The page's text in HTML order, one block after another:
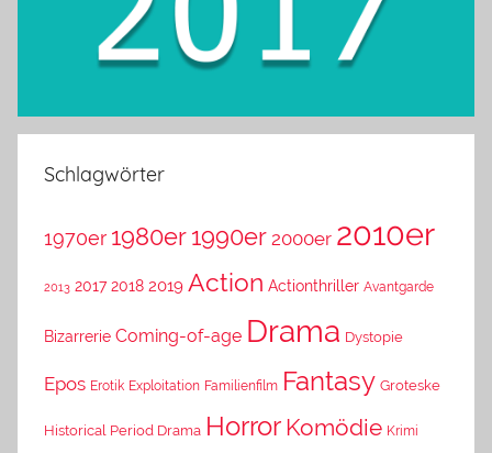
Schlagwörter
1970er 1980er 1990er 2000er 2010er
2013 2017 2018 2019 Action Actionthriller Avantgarde
Bizarrerie Coming-of-age Drama Dystopie
Epos Erotik Exploitation Familienfilm Fantasy Groteske
Historical Period Drama Horror Komödie Krimi